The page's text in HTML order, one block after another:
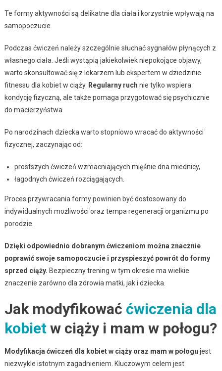
Te formy aktywności są delikatne dla ciała i korzystnie wpływają na
samopoczucie.
Podczas ćwiczeń należy szczególnie słuchać sygnałów płynących z
własnego ciała. Jeśli wystąpią jakiekolwiek niepokojące objawy,
warto skonsultować się z lekarzem lub ekspertem w dziedzinie
fitnessu dla kobiet w ciąży. Regularny ruch nie tylko wspiera
kondycję fizyczną, ale także pomaga przygotować się psychicznie
do macierzyństwa.
Po narodzinach dziecka warto stopniowo wracać do aktywności
fizycznej, zaczynając od:
prostszych ćwiczeń wzmacniających mięśnie dna miednicy,
łagodnych ćwiczeń rozciągających.
Proces przywracania formy powinien być dostosowany do
indywidualnych możliwości oraz tempa regeneracji organizmu po
porodzie.
Dzięki odpowiednio dobranym ćwiczeniom można znacznie
poprawić swoje samopoczucie i przyspieszyć powrót do formy
sprzed ciąży. Bezpieczny trening w tym okresie ma wielkie
znaczenie zarówno dla zdrowia matki, jak i dziecka.
Jak modyfikować ćwiczenia dla
kobietw ciąży i mam w połogu?
Modyfikacja ćwiczeń dla kobiet w ciąży oraz mam w połogu jest
niezwykle istotnym zagadnieniem. Kluczowym celem jest